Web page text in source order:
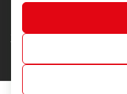
Журнал
Наши марки
Брендирование